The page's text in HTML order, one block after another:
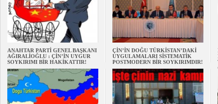
ANAHTAR PARTİ GENEL BAŞKANI
AĞIRALİOĞLU : ÇİN’İN UYGUR
SOYKIRIMI BİR HAKİKATTIR!
ÇİN’İN DOĞU TÜRKİSTAN’DAKİ
UYGULAMALARI SİSTEMATİK
POSTMODERN BİR SOYKIRIMDIR!